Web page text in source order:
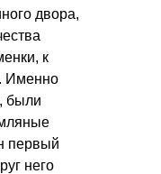
двора,
к
Именно
были
первый
него